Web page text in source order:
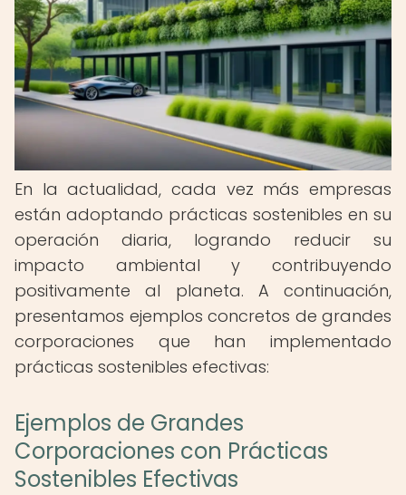
En la actualidad, cada vez más empresas
están adoptando prácticas sostenibles en su
operación diaria, logrando reducir su
impacto ambiental y contribuyendo
positivamente al planeta. A continuación,
presentamos ejemplos concretos de grandes
corporaciones que han implementado
prácticas sostenibles efectivas:
Ejemplos de Grandes
Corporaciones con Prácticas
Sostenibles Efectivas